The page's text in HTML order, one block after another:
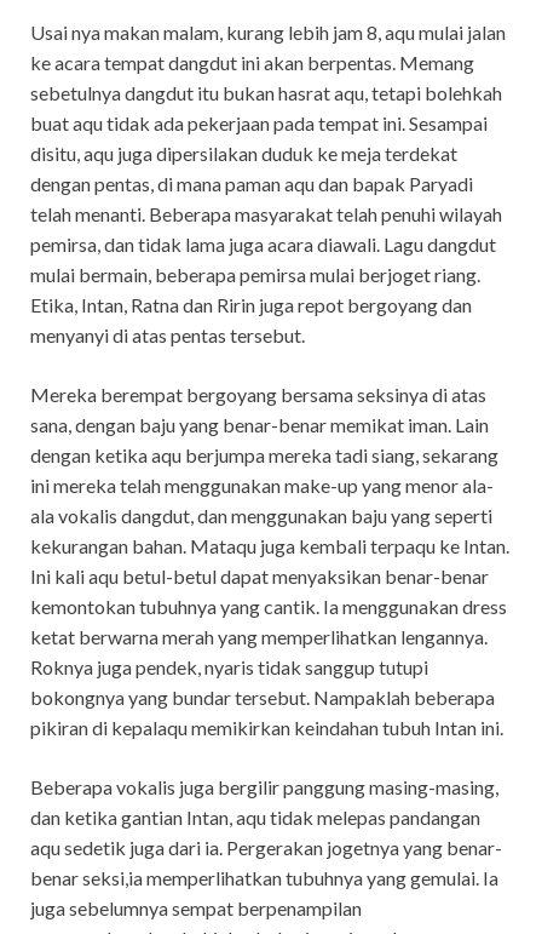
Usai nya makan malam, kurang lebih jam 8, aqu mulai jalan
ke acara tempat dangdut ini akan berpentas. Memang
sebetulnya dangdut itu bukan hasrat aqu, tetapi bolehkah
buat aqu tidak ada pekerjaan pada tempat ini. Sesampai
disitu, aqu juga dipersilakan duduk ke meja terdekat
dengan pentas, di mana paman aqu dan bapak Paryadi
telah menanti. Beberapa masyarakat telah penuhi wilayah
pemirsa, dan tidak lama juga acara diawali. Lagu dangdut
mulai bermain, beberapa pemirsa mulai berjoget riang.
Etika, Intan, Ratna dan Ririn juga repot bergoyang dan
menyanyi di atas pentas tersebut.
Mereka berempat bergoyang bersama seksinya di atas
sana, dengan baju yang benar-benar memikat iman. Lain
dengan ketika aqu berjumpa mereka tadi siang, sekarang
ini mereka telah menggunakan make-up yang menor ala-
ala vokalis dangdut, dan menggunakan baju yang seperti
kekurangan bahan. Mataqu juga kembali terpaqu ke Intan.
Ini kali aqu betul-betul dapat menyaksikan benar-benar
kemontokan tubuhnya yang cantik. Ia menggunakan dress
ketat berwarna merah yang memperlihatkan lengannya.
Roknya juga pendek, nyaris tidak sanggup tutupi
bokongnya yang bundar tersebut. Nampaklah beberapa
pikiran di kepalaqu memikirkan keindahan tubuh Intan ini.
Beberapa vokalis juga bergilir panggung masing-masing,
dan ketika gantian Intan, aqu tidak melepas pandangan
aqu sedetik juga dari ia. Pergerakan jogetnya yang benar-
benar seksi,ia memperlihatkan tubuhnya yang gemulai. Ia
juga sebelumnya sempat berpenampilan